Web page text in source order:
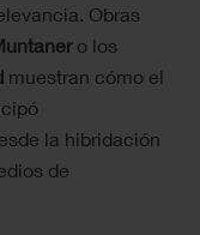
Obras
o los
muestran cómo el
la hibridación
de